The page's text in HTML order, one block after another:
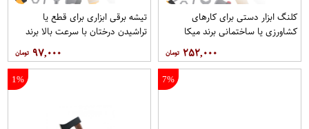
کلنگ ابزار دستی برای کارهای
کشاورزی یا ساختمانی برند میکا
۲۵۲,۰۰۰
تیشه برقی ابزاری برای قطع یا
تراشیدن درختان با سرعت بالا برند
۹۷,۰۰۰
7%
1%